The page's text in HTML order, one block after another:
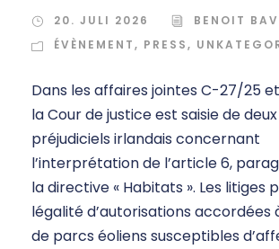
20. JULI 2026
BENOIT
ÉVÈNEMENT, PRESS,
Dans les affaires jointes C-27/25
la Cour de justice est saisie de
préjudiciels irlandais concernant
l’interprétation de l’article 6,
la directive « Habitats ». Les litiges
légalité d’autorisations accordées
de parcs éoliens susceptibles